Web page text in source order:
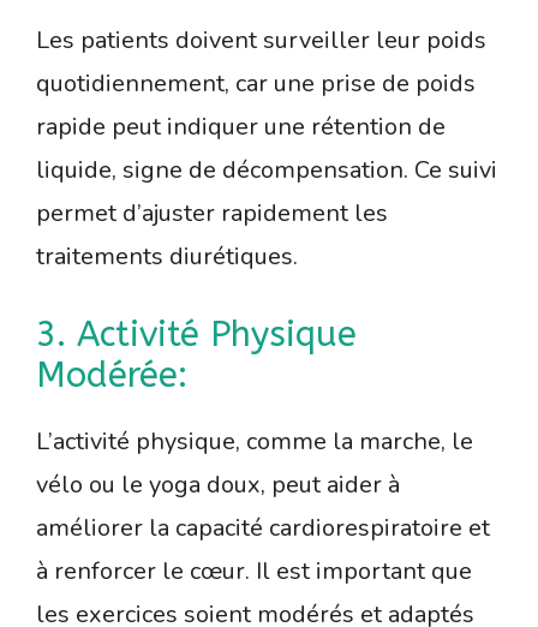
Les patients doivent surveiller leur poids
quotidiennement, car une prise de poids
rapide peut indiquer une rétention de
liquide, signe de décompensation. Ce suivi
permet d’ajuster rapidement les
traitements diurétiques.
3. Activité Physique
Modérée:
L’activité physique, comme la marche, le
vélo ou le yoga doux, peut aider à
améliorer la capacité cardiorespiratoire et
à renforcer le cœur. Il est important que
les exercices soient modérés et adaptés